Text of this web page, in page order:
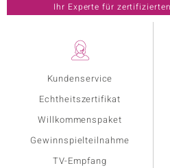
Kundenservice
Echtheitszertifikat
Willkommenspaket
Gewinnspielteilnahme
TV-Empfang
Ihr Experte für